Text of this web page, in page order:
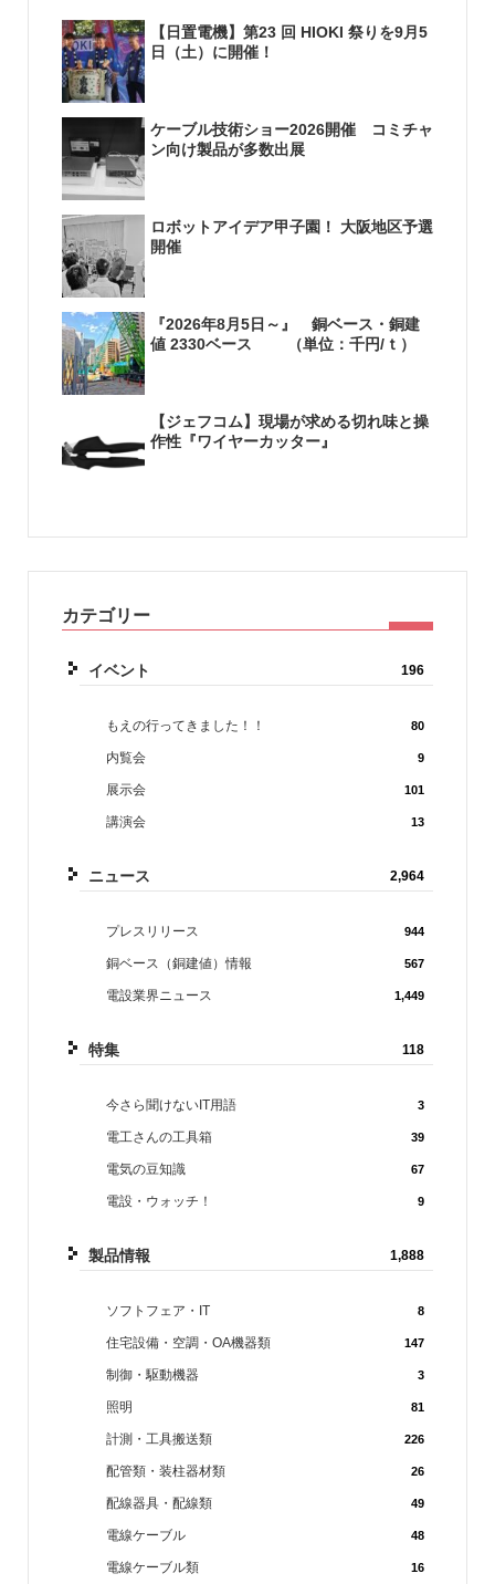
【日置電機】第23 回 HIOKI 祭りを9月5
日（土）に開催！
ケーブル技術ショー2026開催 コミチャ
ン向け製品が多数出展
ロボットアイデア甲子園！ 大阪地区予選
開催
『2026年8月5日～』 銅ベース・銅建
値 2330ベース （単位：千円/ｔ）
【ジェフコム】現場が求める切れ味と操
作性『ワイヤーカッター』
カテゴリー
イベント 196
もえの行ってきました！！ 80
内覧会 9
展示会 101
講演会 13
ニュース 2,964
プレスリリース 944
銅ベース（銅建値）情報 567
電設業界ニュース 1,449
特集 118
今さら聞けないIT用語 3
電工さんの工具箱 39
電気の豆知識 67
電設・ウォッチ！ 9
製品情報 1,888
ソフトフェア・IT 8
住宅設備・空調・OA機器類 147
制御・駆動機器 3
照明 81
計測・工具搬送類 226
配管類・装柱器材類 26
配線器具・配線類 49
電線ケーブル 48
電線ケーブル類 16